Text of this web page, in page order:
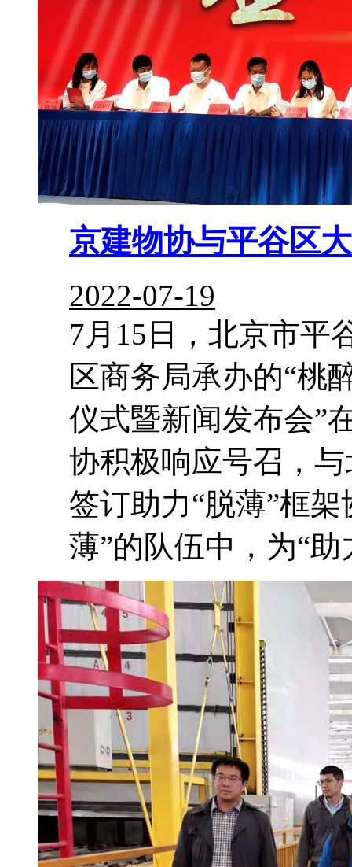
京建物协与平谷区
2022-07-19
7月15日，北京市平
区商务局承办的“桃
仪式暨新闻发布会”
协积极响应号召，
签订助力“脱薄”框
薄”的队伍中，为“